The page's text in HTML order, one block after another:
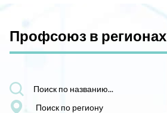
Профсоюз в регионах
Поиск
по
названию...Поиск по региону